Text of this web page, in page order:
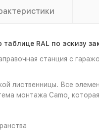
RAL по эскизу
станция с
лиственницы. Все
монтажа Camo,